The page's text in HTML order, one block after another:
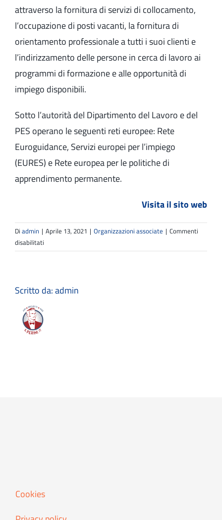
attraverso la fornitura di servizi di collocamento,
l’occupazione di posti vacanti, la fornitura di
orientamento professionale a tutti i suoi clienti e
l’indirizzamento delle persone in cerca di lavoro ai
programmi di formazione e alle opportunità di
impiego disponibili.
Sotto l’autorità del Dipartimento del Lavoro e del
PES operano le seguenti reti europee: Rete
Euroguidance, Servizi europei per l’impiego
(EURES) e Rete europea per le politiche di
apprendimento permanente.
Visita il sito web
Di admin | Aprile 13, 2021 | Organizzazioni associate | Commenti
disabilitati
Il
Lavoro
Scritto da:admin
Cookies